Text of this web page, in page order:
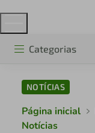
Categorias
NOTÍCIAS
Página inicial
Notícias